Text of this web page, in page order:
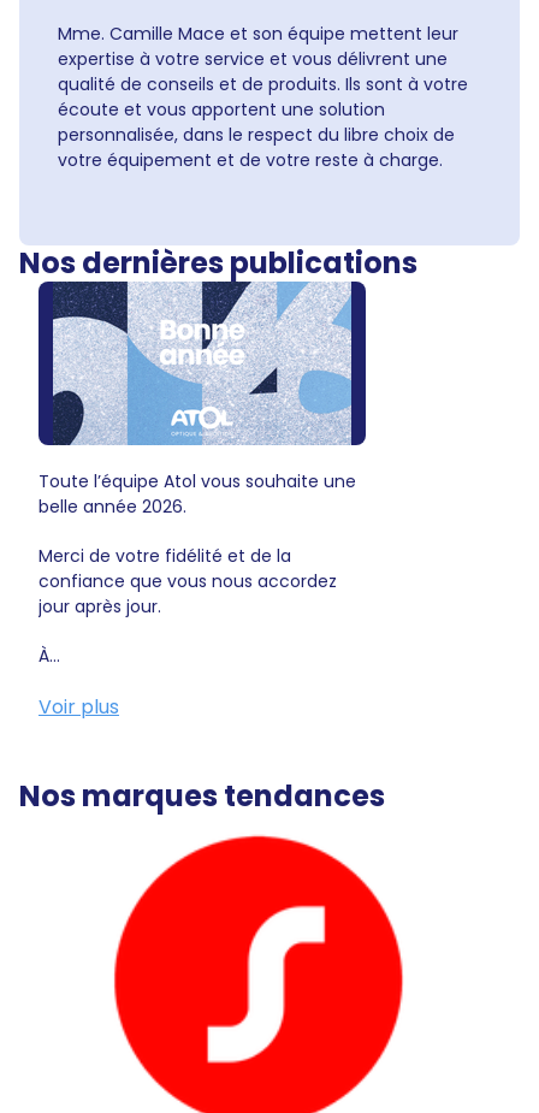
Mme. Camille Mace et son équipe mettent leur
expertise à votre service et vous délivrent une
qualité de conseils et de produits. Ils sont à votre
écoute et vous apportent une solution
personnalisée, dans le respect du libre choix de
votre équipement et de votre reste à charge.
Nos dernières publications
Toute l’équipe Atol vous souhaite une
belle année 2026.
Merci de votre fidélité et de la
confiance que vous nous accordez
jour après jour.
À...
Voir plus
Nos marques tendances